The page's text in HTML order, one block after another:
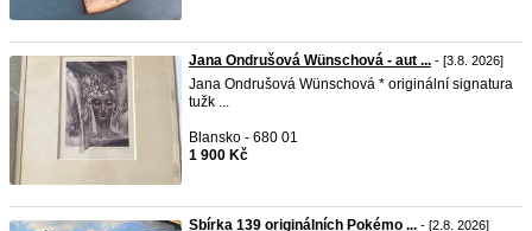
Jana Ondrušová Wünschová - aut ... - [3.8. 2026]
Jana Ondrušová Wünschová * originální signatura
tužk ...
Blansko - 680 01
1 900 Kč
Sbírka 139 originálních Pokémo ... - [2.8. 2026]